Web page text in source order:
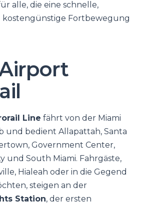
alle, die eine schnelle,
kostengünstige Fortbewegung
Line fährt von der Miami
und bedient Allapattah, Santa
Government Center,
und South Miami. Fahrgäste,
Hialeah oder in die Gegend
steigen an der
Station, der ersten